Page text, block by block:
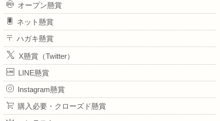
オープン懸賞
ネット懸賞
ハガキ懸賞
X懸賞（Twitter）
LINE懸賞
Instagram懸賞
購入必要・クローズド懸賞